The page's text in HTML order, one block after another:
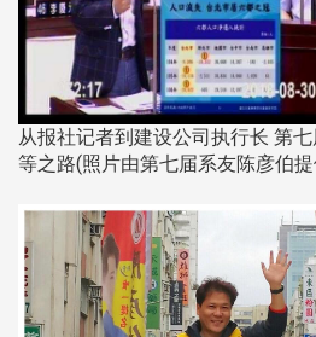
从报社记者到建设公司执行长 第
等之路(照片由第七届系友陈彦伯